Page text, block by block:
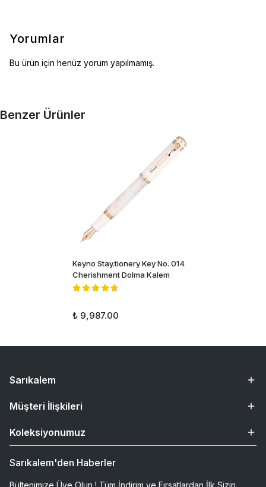
Yorumlar
Bu ürün için henüz yorum yapılmamış.
Benzer Ürünler
Keyno Stay.tionery Key No. 014
Cherishment Dolma Kalem
₺ 9,987.00
Sarıkalem
Müşteri İlişkileri
Koleksiyonumuz
Sarıkalem'den Haberler
Bültenimize Üye Olun ! Tüm İndirim ve Fırsatlardan İlk Sizin